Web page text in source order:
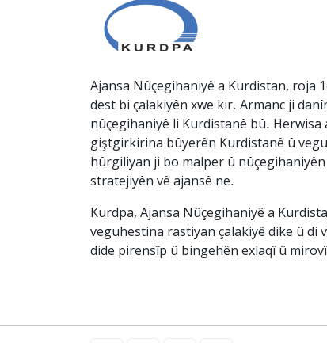
Ajansa Nûçegihaniyê a Kurdistan, roja
dest bi çalakiyên xwe kir. Armanc ji
nûçegihaniyê li Kurdistanê bû.
giştgirkirina bûyerên Kurdistanê û
hûrgiliyan ji bo malper û
stratejiyên vê ajansê ne.
Kurdpa, Ajansa Nûçegihaniyê a
veguhestina rastiyan çalakiyê dike û di
dide pirensîp û bingehên exlaqî û